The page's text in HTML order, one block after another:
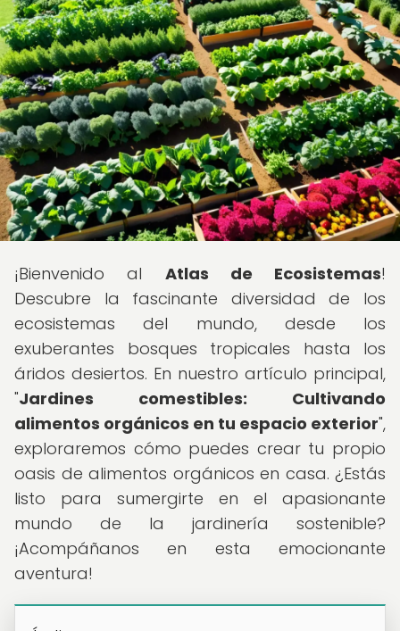
¡Bienvenido al Atlas de Ecosistemas!
Descubre la fascinante diversidad de los
ecosistemas del mundo, desde los
exuberantes bosques tropicales hasta los
áridos desiertos. En nuestro artículo principal,
"Jardines comestibles: Cultivando
alimentos orgánicos en tu espacio exterior",
exploraremos cómo puedes crear tu propio
oasis de alimentos orgánicos en casa. ¿Estás
listo para sumergirte en el apasionante
mundo de la jardinería sostenible?
¡Acompáñanos en esta emocionante
aventura!